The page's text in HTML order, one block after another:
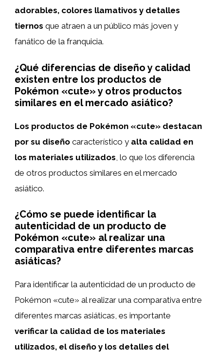
adorables, colores llamativos y detalles
tiernos que atraen a un público más joven y
fanático de la franquicia.
¿Qué diferencias de diseño y calidad
existen entre los productos de
Pokémon «cute» y otros productos
similares en el mercado asiático?
Los productos de Pokémon «cute» destacan
por su diseño característico y alta calidad en
los materiales utilizados , lo que los diferencia
de otros productos similares en el mercado
asiático.
¿Cómo se puede identificar la
autenticidad de un producto de
Pokémon «cute» al realizar una
comparativa entre diferentes marcas
asiáticas?
Para identificar la autenticidad de un producto de
Pokémon «cute» al realizar una comparativa entre
diferentes marcas asiáticas, es importante
verificar la calidad de los materiales
utilizados, el diseño y los detalles del